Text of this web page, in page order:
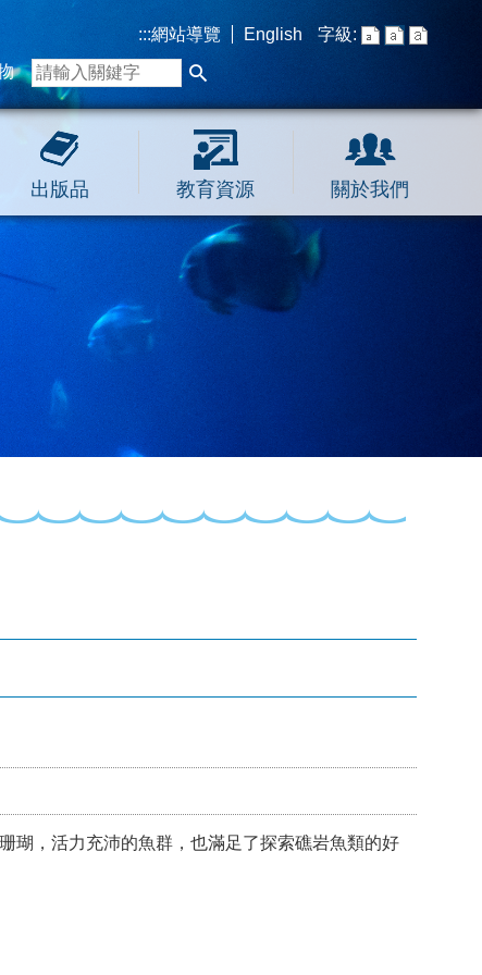
:::網站導覽 English
字級:
出版品 教育資源 關於我們
瑚，活力充沛的魚群，也滿足了探索礁岩魚類的好